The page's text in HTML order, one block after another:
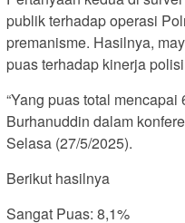
publik terhadap operasi
premanisme. Hasilnya,
puas terhadap kinerja
“Yang puas total
Burhanuddin dalam
Selasa (27/5/2025).
Berikut hasilnya
Sangat Puas: 8,1%